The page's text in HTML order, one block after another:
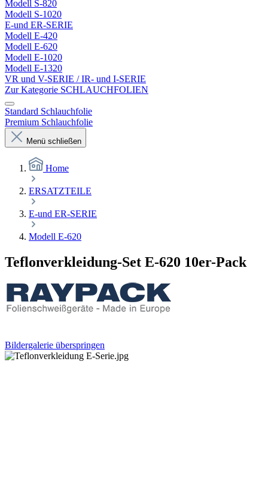
Modell S-820
Modell S-1020
E-und ER-SERIE
Modell E-420
Modell E-620
Modell E-1020
Modell E-1320
VR und V-SERIE / IR- und I-SERIE
Zur Kategorie SCHLAUCHFOLIEN
Standard Schlauchfolie
Premium Schlauchfolie
Menü schließen
Home
ERSATZTEILE
E-und ER-SERIE
Modell E-620
Teflonverkleidung-Set E-620 10er-Pack
Bildergalerie überspringen